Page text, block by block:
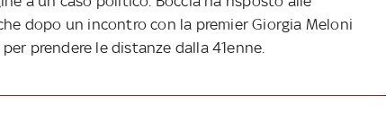
dopo un incontro con la premier Giorgia Meloni
prendere le distanze dalla 41enne.